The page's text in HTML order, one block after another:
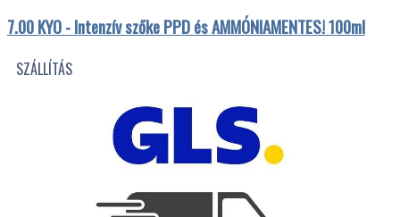
7.00 KYO - Intenzív szőke PPD és AMMÓNIAMENTES! 100ml
SZÁLLÍTÁS